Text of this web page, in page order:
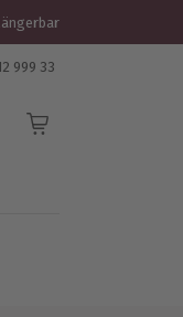
999 33